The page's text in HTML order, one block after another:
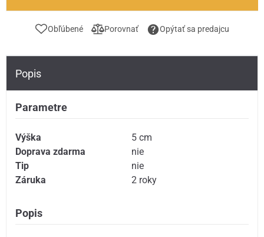
Obľúbené Porovnať Opýtať sa predajcu
Popis
Parametre
Výška
5 cm
Doprava zdarma
nie
Tip
nie
Záruka
2 roky
Popis